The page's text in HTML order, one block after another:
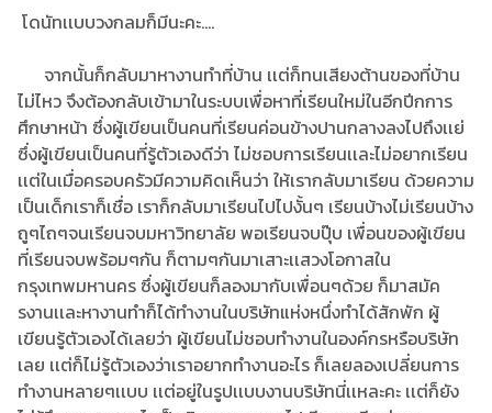
โดนัทเเบบวงกลมก็มีนะคะ....
จากนั้นก็กลับมาหางานทำที่บ้าน เเต่ก็ทนเสียงต้านของที่บ้าน
ไม่ไหว จึงต้องกลับเข้ามาในระบบเพื่อหาที่เรียนใหม่ในอีกปีกการ
ศึกษาหน้า ซึ่งผู้เขียนเป็นคนที่เรียนค่อนข้างปานกลางลงไปถึงเเย่
ซึ่งผู้เขียนเป็นคนที่รู้ตัวเองดีว่า ไม่ชอบการเรียนเเละไม่อยากเรียน
เเต่ในเมื่อครอบครัวมีความคิดเห็นว่า ให้เรากลับมาเรียน ด้วยความ
เป็นเด็กเราก็เชื่อ เราก็กลับมาเรียนไปไปงั้นๆ เรียนบ้างไม่เรียนบ้าง
ถูๆไถๆจนเรียนจบมหาวิทยาลัย พอเรียนจบปุ๊บ เพื่อนของผู้เขียน
ที่เรียนจบพร้อมๆกัน ก็ตามๆกันมาเสาะเเสวงโอกาสใน
กรุงเทพมหานคร ซึ่งผู้เขียนก็ลองมากับเพื่อนๆด้วย ก็มาสมัค
รงานเเละหางานทำก็ได้ทำงานในบริษัทแห่งหนึ่งทำได้สักพัก ผู้
เขียนรู้ตัวเองได้เลยว่า ผู้เขียนไม่ชอบทำงานในองค์กรหรือบริษัท
เลย เเต่ก็ไม่รู้ตัวเองว่าเราอยากทำงานอะไร ก็เลยลองเปลี่ยนการ
ทำงานหลายๆเเบบ เเต่อยู่ในรูปเเบบงานบริษัทนี่เเหละคะ เเต่ก็ยัง